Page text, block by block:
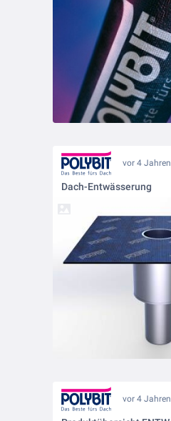
vor 4 Jahren
Dach-Entwässerung
vor 4 Jahren